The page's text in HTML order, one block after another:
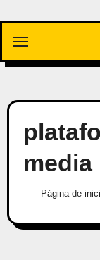
contenido
media
Página de